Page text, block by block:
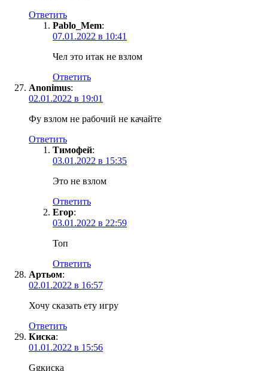
Ответить
Pablo_Mem:
07.01.2022 в 10:41
Чел это итак не взлом
Ответить
Anonimus:
02.01.2022 в 19:01
Фу взлом не рабочий не качайте
Ответить
Тимофей:
03.01.2022 в 15:35
Это не взлом
Ответить
Егор:
03.01.2022 в 22:59
Топ
Ответить
Артьом:
02.01.2022 в 16:57
Хочу сказать ету игру
Ответить
Киска:
01.01.2022 в 15:56
Ggкиска